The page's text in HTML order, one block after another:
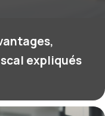
expliqués